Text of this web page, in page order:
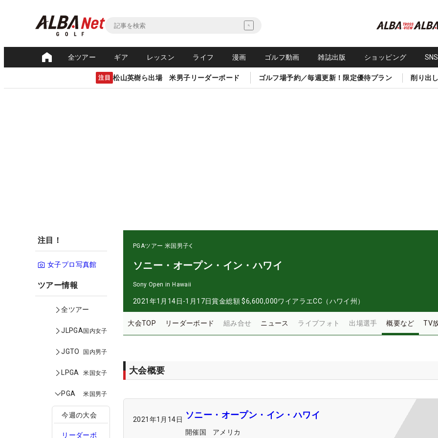
全ツアー ギア レッスン ライフ 漫画 ゴルフ動画 雑誌出版 ショッピング
注目 松山英樹ら出場 米男子リーダーボード ゴルフ場予約／毎週更新！限定優待プラン 削り出
注目！
女子プロ写真館
ツアー情報
全ツアー
JLPGA国内女子
JGTO 国内男子
LPGA 米国女子
PGA 米国男子
今週の大会
リーダーボ
PGAツアー 米国男子
ソニー・オープン・イン・ハワイ
Sony Open in Hawaii
2021年1月14日-1月17日賞金総額 $6,600,000ワイアラエCC（ハワイ州）
大会TOP リーダーボード 組み合せ ニュース ライブフォト 出場選手 概要など TV
大会概要
2021年1月14日 ソニー・オープン・イン・ハワイ
開催国 アメリカ